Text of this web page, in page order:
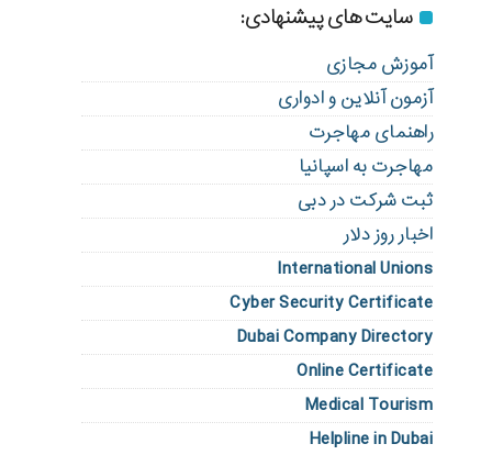
سایت های پیشنهادی:
آموزش مجازی
آزمون آنلاین و ادواری
راهنمای مهاجرت
مهاجرت به اسپانیا
ثبت شرکت در دبی
اخبار روز دلار
International Unions
Cyber Security Certificate
Dubai Company Directory
Online Certificate
Medical Tourism
Helpline in Dubai